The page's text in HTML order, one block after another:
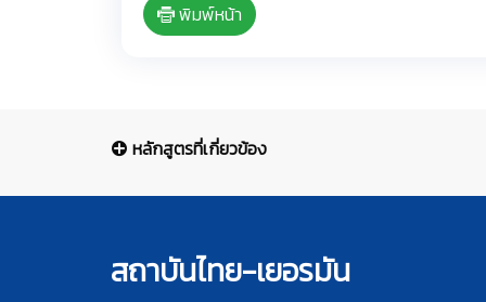
พิมพ์หน้า
หลักสูตรที่เกี่ยวข้อง
สถาบันไทย-เยอรมัน